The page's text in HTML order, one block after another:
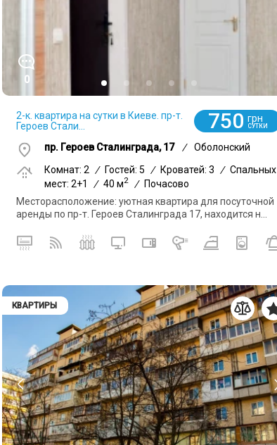
0
2-к. квартира на сутки в Киеве. пр-т.
Героев Стали...
750 грн
СУТКИ
пр. Героев Сталинграда, 17 /
Оболонский
Комнат: 2
/ Гостей: 5 / Кроватей: 3 / Спальных
мест: 2+1
/ 40 м2 / Почасово
Месторасположение: уютная квартира для посуточной
аренды по пр-т. Героев Сталинграда 17, находится н...
КВАРТИРЫ